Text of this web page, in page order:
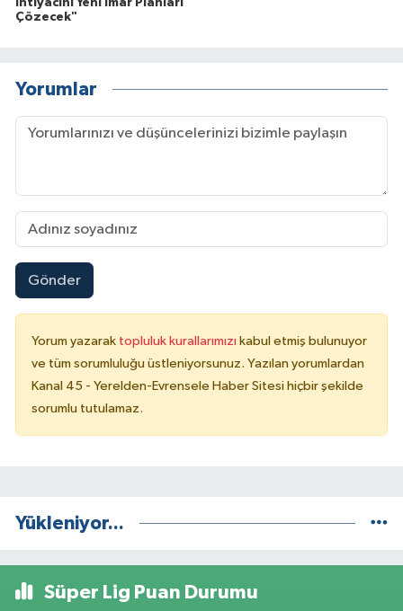
İhtiyacını Yeni İmar Planları
Çözecek"
Yorumlar
Gönder
Yorum yazarak topluluk kurallarımızı kabul etmiş bulunuyor
ve tüm sorumluluğu üstleniyorsunuz. Yazılan yorumlardan
Kanal 45 - Yerelden-Evrensele Haber Sitesi hiçbir şekilde
sorumlu tutulamaz.
Yükleniyor...
Süper Lig Puan Durumu